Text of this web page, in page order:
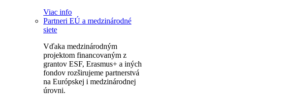
Viac info
Partneri EÚ a medzinárodné
siete
Vďaka medzinárodným
projektom financovaným z
grantov ESF, Erasmus+ a iných
fondov rozširujeme partnerstvá
na Európskej i medzinárodnej
úrovni.